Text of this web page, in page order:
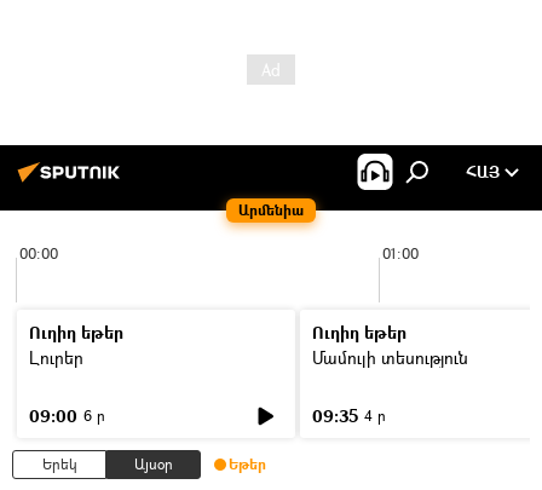
Արմենիա
ՀԱՅ
00:00 01:00
Ուղիղ եթեր
Լուրեր
09:00 6 ր
Ուղիղ եթեր
Մամուլի տեսություն
09:35 4 ր
Երեկ Այսօր Եթեր